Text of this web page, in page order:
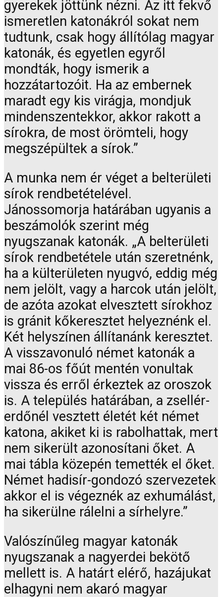
gyerekek jöttünk nézni. Az itt fekvő
ismeretlen katonákról sokat nem
tudtunk, csak hogy állítólag magyar
katonák, és egyetlen egyről
mondták, hogy ismerik a
hozzátartozóit. Ha az embernek
maradt egy kis virágja, mondjuk
mindenszentekkor, akkor rakott a
sírokra, de most örömteli, hogy
megszépültek a sírok.”
A munka nem ér véget a belterületi
sírok rendbetételével.
Jánossomorja határában ugyanis a
beszámolók szerint még
nyugszanak katonák. „A belterületi
sírok rendbetétele után szeretnénk,
ha a külterületen nyugvó, eddig még
nem jelölt, vagy a harcok után jelölt,
de azóta azokat elvesztett sírokhoz
is gránit kőkeresztet helyeznénk el.
Két helyszínen állítanánk keresztet.
A visszavonuló német katonák a
mai 86-os főút mentén vonultak
vissza és erről érkeztek az oroszok
is. A település határában, a zsellér-
erdőnél vesztett életét két német
katona, akiket ki is rabolhattak, mert
nem sikerült azonosítani őket. A
mai tábla közepén temették el őket.
Német hadisír-gondozó szervezetek
akkor el is végeznék az exhumálást,
ha sikerülne rálelni a sírhelyre.”
Valószínűleg magyar katonák
nyugszanak a nagyerdei bekötő
mellett is. A határt elérő, hazájukat
elhagyni nem akaró magyar